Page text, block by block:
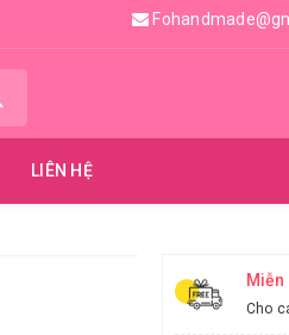
LIÊN HỆ
Cho